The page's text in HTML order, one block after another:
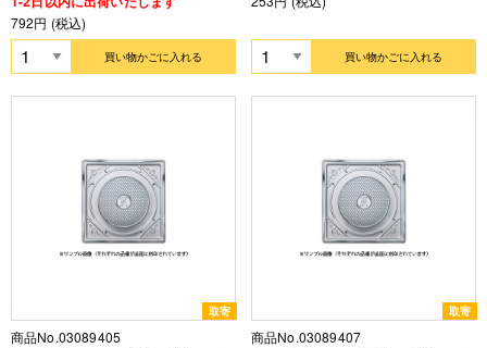
792円 (税込)
買い物かごに入れる 買い物かごに入れる
取寄
商品No.03089405
取寄
商品No.03089407